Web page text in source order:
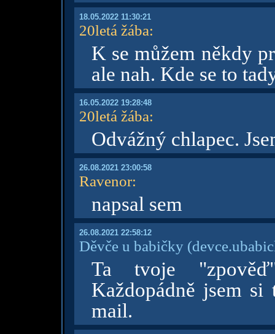
18.05.2022 11:30:21
20letá žába:
K se můžem někdy
ale nah. Kde se to
16.05.2022 19:28:48
20letá žába:
Odvážný chlapec.
26.08.2021 23:00:58
Ravenor:
napsal sem
26.08.2021 22:58:12
Děvče u babičky
Ta tvoje
Každopádně jsem
mail.